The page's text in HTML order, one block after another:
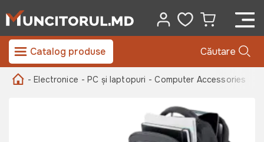
Catalog produse Căutare
- Electronice - PC și laptopuri - Computer Accessories